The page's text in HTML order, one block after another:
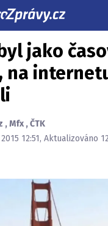
jako
na
,Mfx ,ČTK
12:51, Aktualizováno